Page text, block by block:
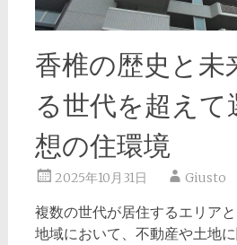
香椎の歴史と未
る世代を超えて
想の住環境
2025年10月31日 Giusto
複数の世代が居住するエリア
地域において、不動産や土地